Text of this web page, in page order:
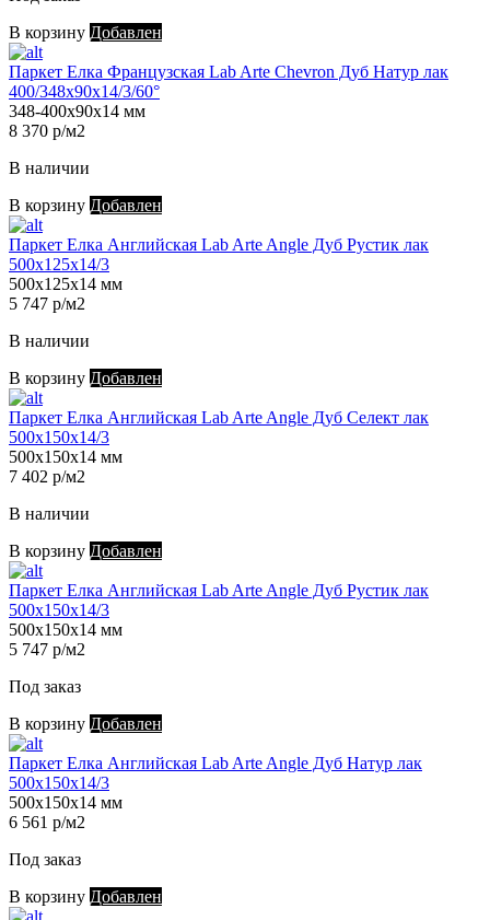
В корзину Добавлен
Паркет Елка Французская Lab Arte Chevron Дуб Натур лак
400/348х90х14/3/60°
348-400х90х14 мм
8 370 р/м2
В наличии
В корзину Добавлен
Паркет Елка Английская Lab Arte Angle Дуб Рустик лак
500х125х14/3
500х125х14 мм
5 747 р/м2
В наличии
В корзину Добавлен
Паркет Елка Английская Lab Arte Angle Дуб Селект лак
500х150х14/3
500х150х14 мм
7 402 р/м2
В наличии
В корзину Добавлен
Паркет Елка Английская Lab Arte Angle Дуб Рустик лак
500х150х14/3
500х150х14 мм
5 747 р/м2
Под заказ
В корзину Добавлен
Паркет Елка Английская Lab Arte Angle Дуб Натур лак
500х150х14/3
500х150х14 мм
6 561 р/м2
Под заказ
В корзину Добавлен